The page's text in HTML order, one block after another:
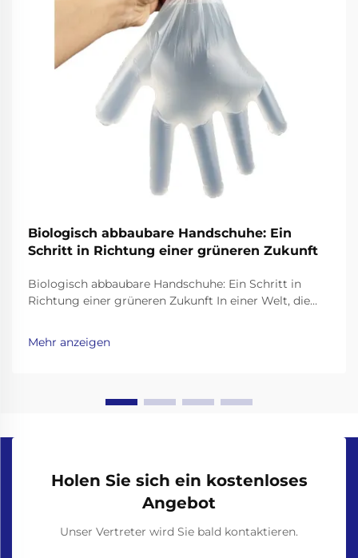
Biologisch abbaubare Handschuhe: Ein
Schritt in Richtung einer grüneren Zukunft
Biologisch abbaubare Handschuhe: Ein Schritt in
Richtung einer grüneren Zukunft In einer Welt, die
wichtiger denn je, umweltfreundliche Alternativen zu
Alltagsprodukten zu finden. Einweghandschuhe, weit
Mehr anzeigen
Holen Sie sich ein kostenloses
Angebot
Unser Vertreter wird Sie bald kontaktieren.